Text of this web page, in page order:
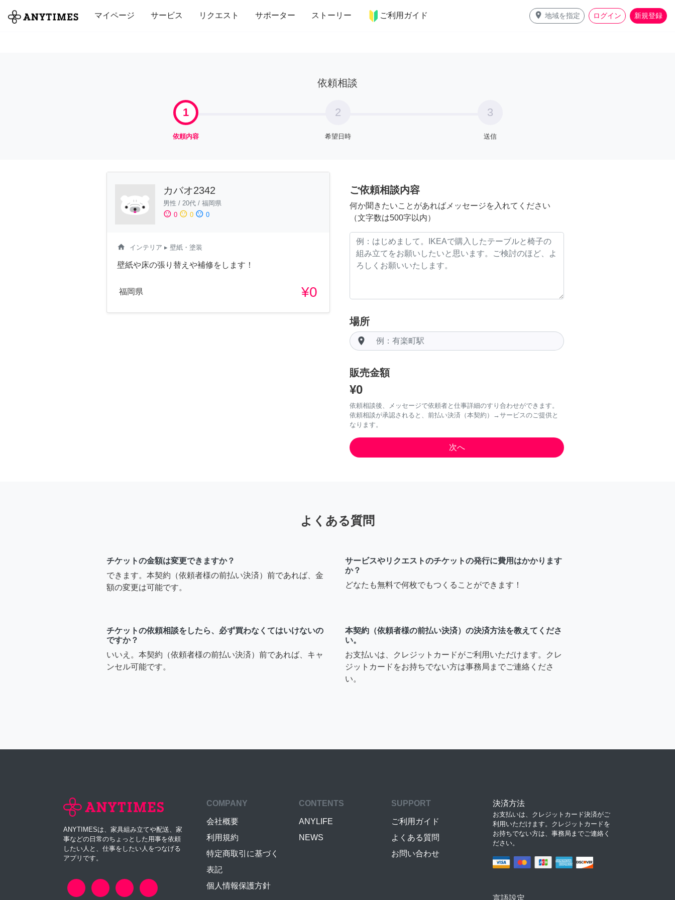
マイページ サービス リクエスト サポーター ストーリー ご利用ガイド place 地域を指定 ログイン 新規登録
全て 修理・組立 家事 引っ越し インテリア 趣味・習い事 ペット 料理
依頼相談
1
依頼内容
2
希望日時
3
送信
カバオ2342
男性 / 20代 / 福岡県
sentiment_satisfied 0 sentiment_neutral 0 sentiment_dissatisfied 0
home インテリア ▸ 壁紙・塗装
壁紙や床の張り替えや補修をします！
福岡県 ¥0
ご依頼相談内容
何か聞きたいことがあればメッセージを入れてください
（文字数は500字以内）
場所
room
販売金額
¥0
依頼相談後、メッセージで依頼者と仕事詳細のすり合わせができます。
依頼相談が承認されると、前払い決済（本契約）→サービスのご提供と
なります。
よくある質問
チケットの金額は変更できますか？
できます。本契約（依頼者様の前払い決済）前であれば、金
額の変更は可能です。
サービスやリクエストのチケットの発行に費用はかかります
か？
どなたも無料で何枚でもつくることができます！
チケットの依頼相談をしたら、必ず買わなくてはいけないの
ですか？
いいえ。本契約（依頼者様の前払い決済）前であれば、キャ
ンセル可能です。
本契約（依頼者様の前払い決済）の決済方法を教えてくださ
い。
お支払いは、クレジットカードがご利用いただけます。クレ
ジットカードをお持ちでない方は事務局までご連絡くださ
い。
ANYTIMESは、家具組み立てや配送、家
事などの日常のちょっとした用事を依頼
したい人と、仕事をしたい人をつなげる
アプリです。
COMPANY
会社概要
利用規約
特定商取引に基づく
表記
個人情報保護方針
CONTENTS
ANYLIFE
NEWS
SUPPORT
ご利用ガイド
よくある質問
お問い合わせ
決済方法
お支払いは、クレジットカード決済がご
利用いただけます。クレジットカードを
お持ちでない方は、事務局までご連絡く
ださい。
言語設定